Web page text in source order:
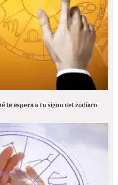
le espera a tu signo del zodiaco